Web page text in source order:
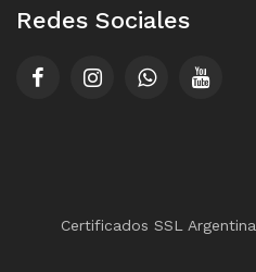
Redes Sociales
Certificados SSL Argentina